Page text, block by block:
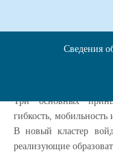
«Педагогика» по
Три основных
гибкость, мобильность
В новый кластер
реализующие
Сведения